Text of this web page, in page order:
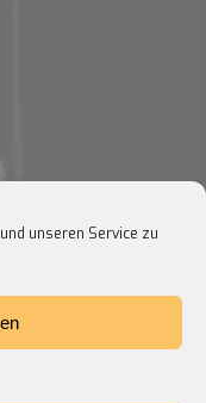
unseren Service zu